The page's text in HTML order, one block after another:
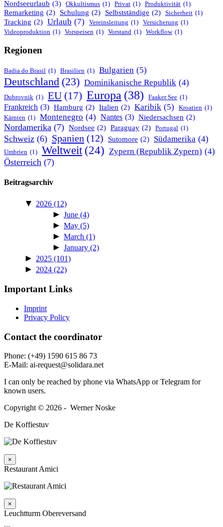
Nordseeurlaub (3) Okkultismus (1) Privat (1) Produktivität (1)
Remarketing (2) Schulung (2) Selbstständige (2) Sicherheit (1)
Tracking (2) Urlaub (7) Vereinsleitung (1) Versicherung (1)
Videoproduktion (1) Vorspeisen (1) Vorstand (1) Workflow (1)
Regionen
Badia do Brasil (1) Brasilien (1) Bulgarien (5)
Deutschland (23) Dominikanische Republik (4)
Dubrovnik (1) EU (17) Europa (38) Faaker See (1)
Frankreich (3) Hamburg (2) Italien (2) Karibik (5) Kroatien (1)
Kärnten (1) Montenegro (4) Nantes (3) Niedersachsen (2)
Nordamerika (7) Nordsee (2) Paraguay (2) Portugal (1)
Schweiz (6) Spanien (12) Sutomore (2) Südamerika (4)
Umbrien (1) Weltweit (24) Zypern (Republik Zypern) (4)
Österreich (7)
Beitragsarchiv
▼ 2026 (12)
► June (4)
► May (5)
► March (1)
► January (2)
► 2025 (101)
► 2024 (22)
Important Links
Imprint
Privacy Policy
Contact the coordi­nator
Phone: (+49) 1590 615 86 73
E‑Mail: ai-request@solidara.net
I can only be reached by phone via WhatsApp or Telegram for
known users.
Copyright © 2026 - Werner Noske
De Koffiestuv
×
Restaurant Amici
×
Leuchtturm Obereversand